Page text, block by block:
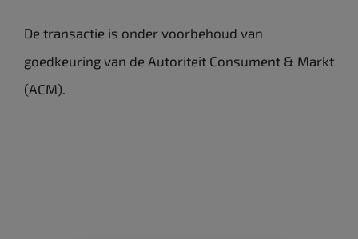
De transactie is onder voorbehoud van
goedkeuring van de Autoriteit Consument & Markt
(ACM).